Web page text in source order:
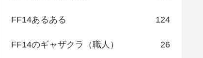
FF14あるある 124
FF14のギャザクラ（職人） 26